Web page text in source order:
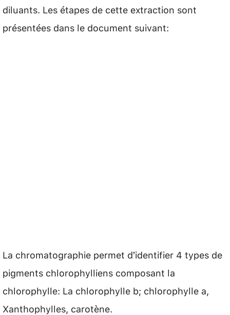
diluants. Les étapes de cette extraction sont
présentées dans le document suivant:
La chromatographie permet d’identifier 4 types de
pigments chlorophylliens composant la
chlorophylle: La chlorophylle b; chlorophylle a,
Xanthophylles, carotène.